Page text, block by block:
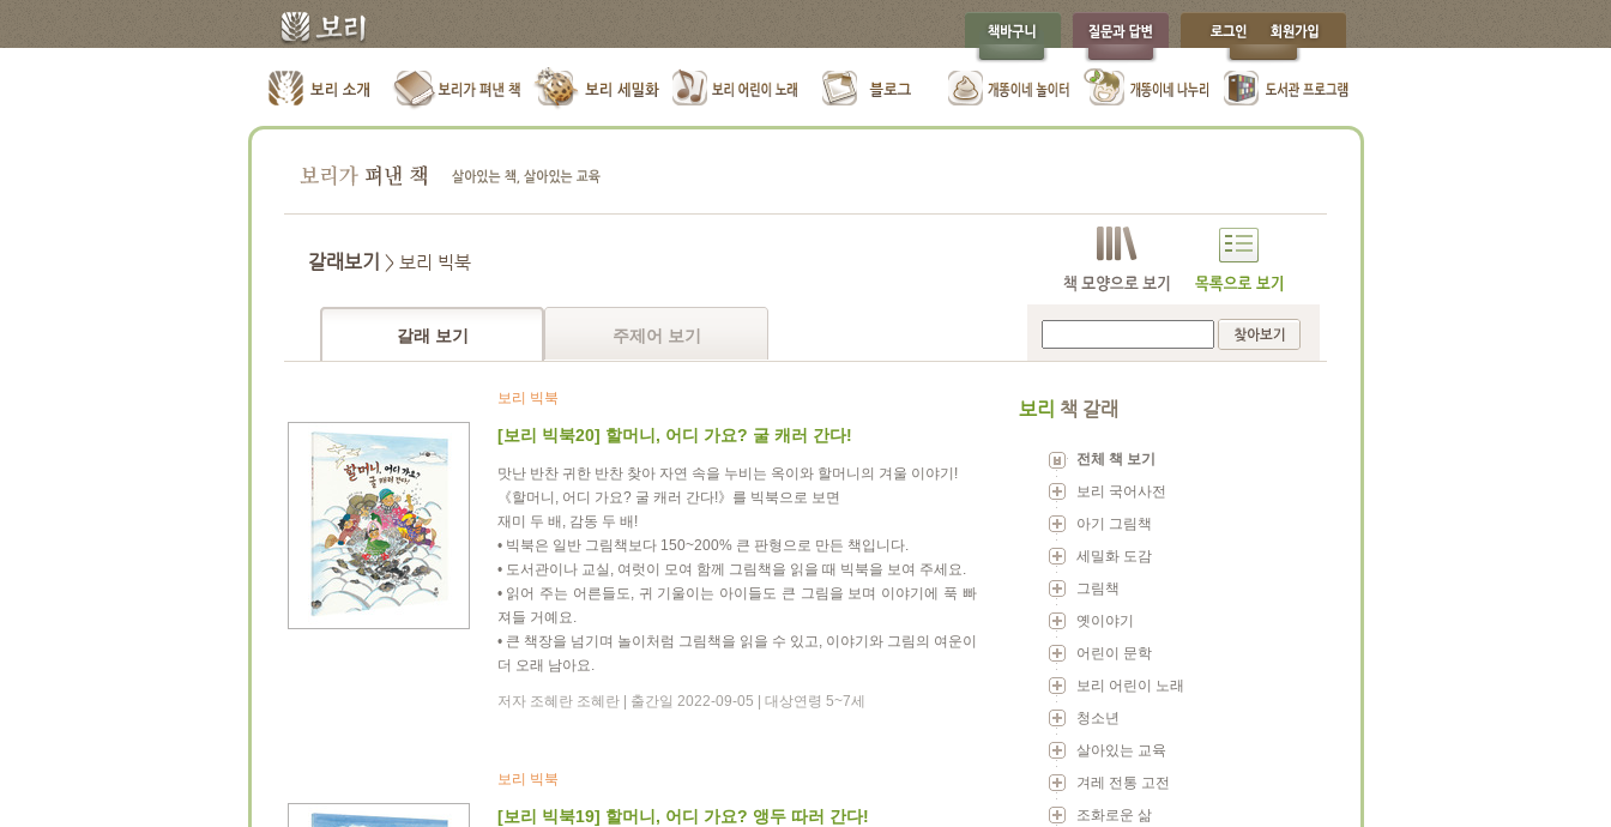
갈래보기 > 보리 빅북
갈래 보기 주제어 보기
보리 빅북
[보리 빅북20] 할머니, 어디 가요? 굴 캐러 간다!
맛난 반찬 귀한 반찬 찾아 자연 속을 누비는 옥이와 할머니의 겨울 이야기!
《할머니, 어디 가요? 굴 캐러 간다!》를 빅북으로 보면
재미 두 배, 감동 두 배!
• 빅북은 일반 그림책보다 150~200% 큰 판형으로 만든 책입니다.
• 도서관이나 교실, 여럿이 모여 함께 그림책을 읽을 때 빅북을 보여 주세요.
• 읽어 주는 어른들도, 귀 기울이는 아이들도 큰 그림을 보며 이야기에 푹 빠
져들 거예요.
• 큰 책장을 넘기며 놀이처럼 그림책을 읽을 수 있고, 이야기와 그림의 여운이
더 오래 남아요.
저자 조혜란 조혜란 | 출간일 2022-09-05 | 대상연령 5~7세
보리 빅북
[보리 빅북19] 할머니, 어디 가요? 앵두 따러 간다!
보리 책 갈래
전체 책 보기
보리 국어사전
아기 그림책
세밀화 도감
그림책
옛이야기
어린이 문학
보리 어린이 노래
청소년
살아있는 교육
겨레 전통 고전
조화로운 삶